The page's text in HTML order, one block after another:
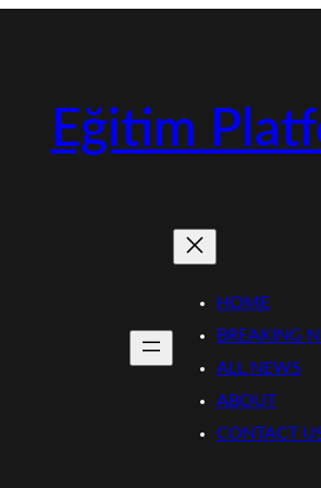
Eğitim
HOME
BREAKING
ALL NEWS
ABOUT
CONTACT